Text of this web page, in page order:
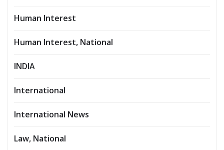
Human Interest
Human Interest, National
INDIA
International
International News
Law, National